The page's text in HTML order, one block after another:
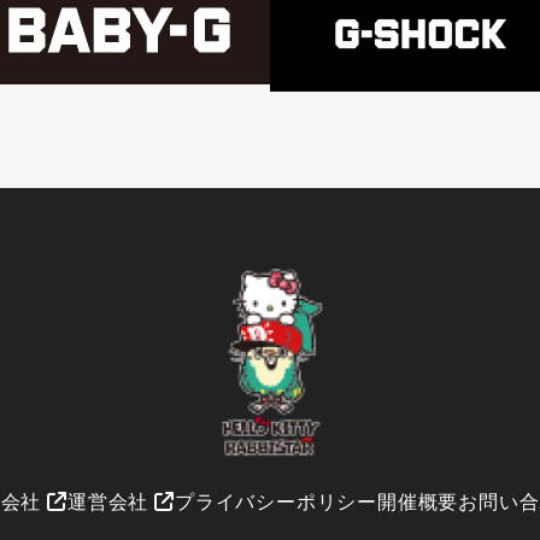
社 運営会社 プライバシーポリシー開催概要お問い